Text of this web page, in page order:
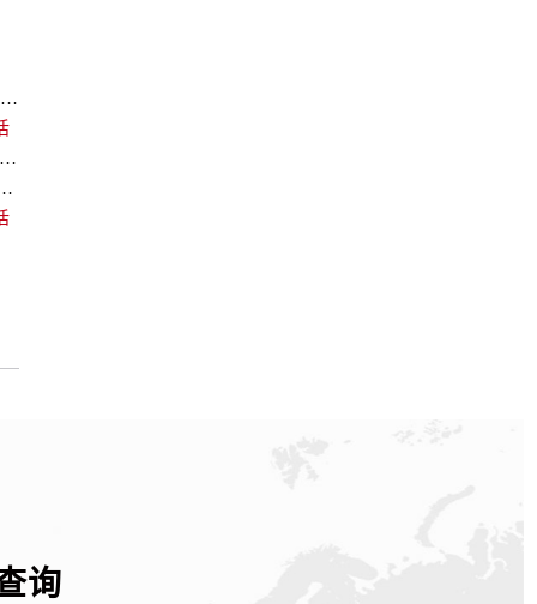
杭州欧米茄回收价格查询和各大回收平台实测排行（2026年7月最新数据）
郑州欧米茄回收价格查询及各大平台实测排行(2026年7月最新数据)
址及官方电话权威信息通告（2026年7月最新）
询